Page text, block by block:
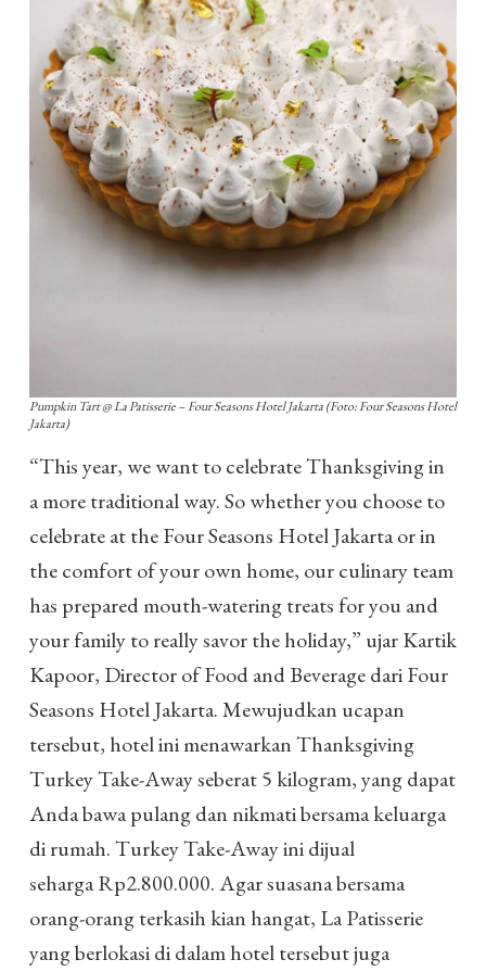
Pumpkin Tart @ La Patisserie – Four Seasons Hotel Jakarta (Foto: Four Seasons Hotel
Jakarta)
“This year, we want to celebrate Thanksgiving in
a more traditional way. So whether you choose to
celebrate at the Four Seasons Hotel Jakarta or in
the comfort of your own home, our culinary team
has prepared mouth-watering treats for you and
your family to really savor the holiday,” ujar Kartik
Kapoor, Director of Food and Beverage dari Four
Seasons Hotel Jakarta. Mewujudkan ucapan
tersebut, hotel ini menawarkan Thanksgiving
Turkey Take-Away seberat 5 kilogram, yang dapat
Anda bawa pulang dan nikmati bersama keluarga
di rumah. Turkey Take-Away ini dijual
seharga Rp2.800.000. Agar suasana bersama
orang-orang terkasih kian hangat, La Patisserie
yang berlokasi di dalam hotel tersebut juga